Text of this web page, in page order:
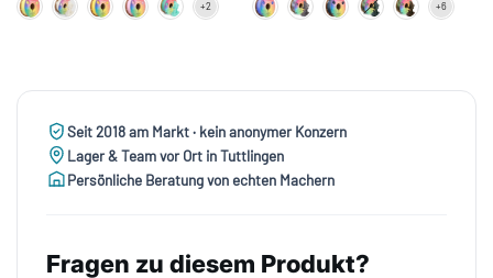
Seit 2018 am Markt · kein anonymer Konzern
Lager & Team vor Ort in Tuttlingen
Persönliche Beratung von echten Machern
Fragen zu diesem Produkt?